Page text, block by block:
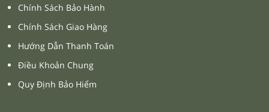
Chính Sách Bảo Hành
Chính Sách Giao Hàng
Hướng Dẫn Thanh Toán
Điều Khoản Chung
Quy Định Bảo Hiểm